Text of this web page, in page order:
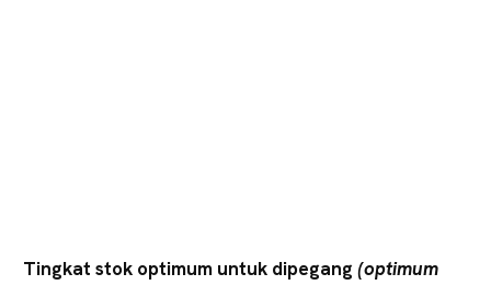
Tingkat stok optimum untuk dipegang (optimum